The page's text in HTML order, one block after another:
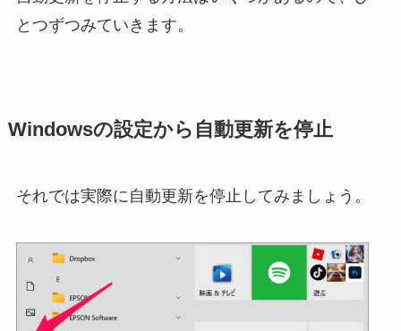
とつずつみていきます。
Windowsの設定から自動更新を停止
それでは実際に自動更新を停止してみましょう。